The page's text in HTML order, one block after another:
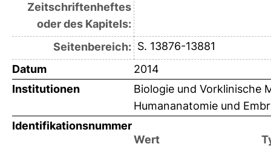
Zeitschriftenheftes
oder des Kapitels:
Seitenbereich: S. 13876-13881
Datum
2014
Institutionen
Biologie und Vorklinische
Humananatomie und
Identifikationsnummer
Wert